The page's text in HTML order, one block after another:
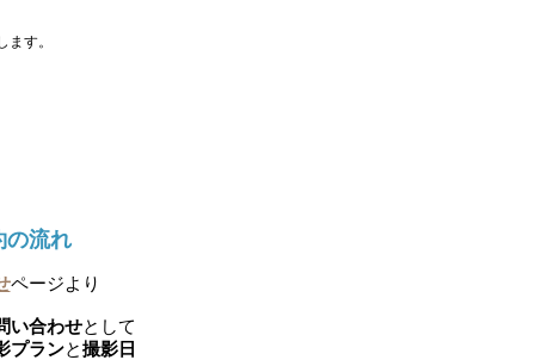
す。
の流れ
ページより
い合わせとして
プランと撮影日